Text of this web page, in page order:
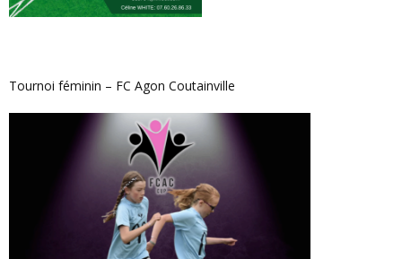
Tournoi féminin – FC Agon Coutainville